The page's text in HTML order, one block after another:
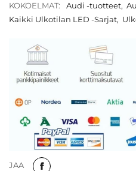
KOKOELMAT: Audi -tuotteet,
Kaikki Ulkotilan LED -Sarjat,
JAA